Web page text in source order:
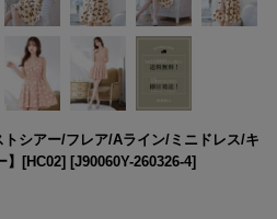
シアー/フレア/Aライン/ミニドレス/キ
】[HC02] [J90060Y-260326-4]